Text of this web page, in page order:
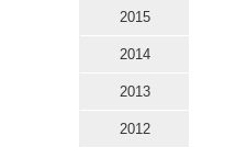
2015
2014
2013
2012